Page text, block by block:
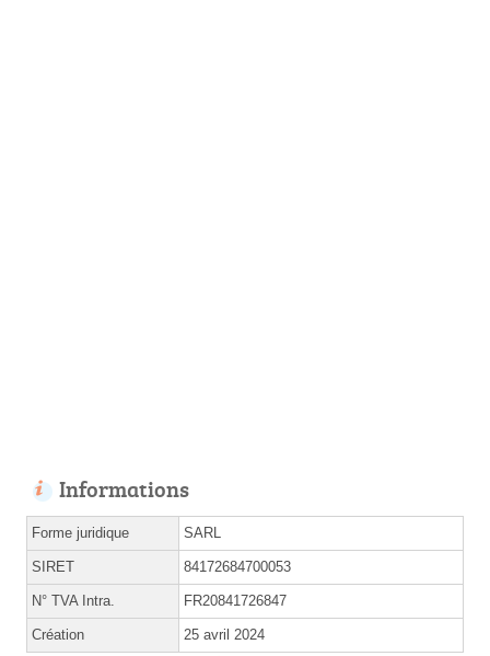
Informations
Forme juridique SARL
SIRET 84172684700053
N° TVA Intra. FR20841726847
Création 25 avril 2024